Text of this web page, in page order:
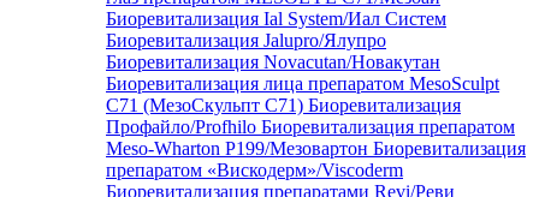
Биоревитализация Ial System/Иал Систем
Биоревитализация Jalupro/Ялупро
Биоревитализация Novacutan/Новакутан
Биоревитализация лица препаратом MesoSculpt
C71 (МезоСкульпт С71) Биоревитализация
Профайло/Profhilo Биоревитализация препаратом
Meso-Wharton P199/Мезовартон Биоревитализация
препаратом «Вискодерм»/Viscoderm
Биоревитализация препаратами Revi/Реви